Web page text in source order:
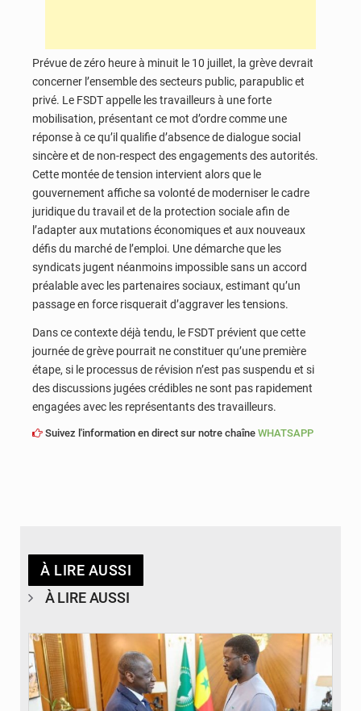
Prévue de zéro heure à minuit le 10 juillet, la grève devrait
concerner l’ensemble des secteurs public, parapublic et
privé. Le FSDT appelle les travailleurs à une forte
mobilisation, présentant ce mot d’ordre comme une
réponse à ce qu’il qualifie d’absence de dialogue social
sincère et de non-respect des engagements des autorités.
Cette montée de tension intervient alors que le
gouvernement affiche sa volonté de moderniser le cadre
juridique du travail et de la protection sociale afin de
l’adapter aux mutations économiques et aux nouveaux
défis du marché de l’emploi. Une démarche que les
syndicats jugent néanmoins impossible sans un accord
préalable avec les partenaires sociaux, estimant qu’un
passage en force risquerait d’aggraver les tensions.
Dans ce contexte déjà tendu, le FSDT prévient que cette
journée de grève pourrait ne constituer qu’une première
étape, si le processus de révision n’est pas suspendu et si
des discussions jugées crédibles ne sont pas rapidement
engagées avec les représentants des travailleurs.
Suivez l'information en direct sur notre chaîne WHATSAPP
À LIRE AUSSI
À LIRE AUSSI